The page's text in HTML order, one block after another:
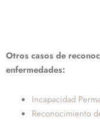
Otros casos de
enfermedades:
Incapacidad
Reconocimiento